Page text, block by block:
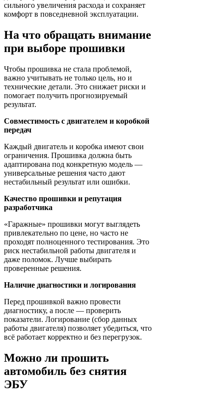
сильного увеличения расхода и сохраняет
комфорт в повседневной эксплуатации.
На что обращать внимание
при выборе прошивки
Чтобы прошивка не стала проблемой,
важно учитывать не только цель, но и
технические детали. Это снижает риски и
помогает получить прогнозируемый
результат.
Совместимость с двигателем и коробкой
передач
Каждый двигатель и коробка имеют свои
ограничения. Прошивка должна быть
адаптирована под конкретную модель —
универсальные решения часто дают
нестабильный результат или ошибки.
Качество прошивки и репутация
разработчика
«Гаражные» прошивки могут выглядеть
привлекательно по цене, но часто не
проходят полноценного тестирования. Это
риск нестабильной работы двигателя и
даже поломок. Лучше выбирать
проверенные решения.
Наличие диагностики и логирования
Перед прошивкой важно провести
диагностику, а после — проверить
показатели. Логирование (сбор данных
работы двигателя) позволяет убедиться, что
всё работает корректно и без перегрузок.
Можно ли прошить
автомобиль без снятия
ЭБУ